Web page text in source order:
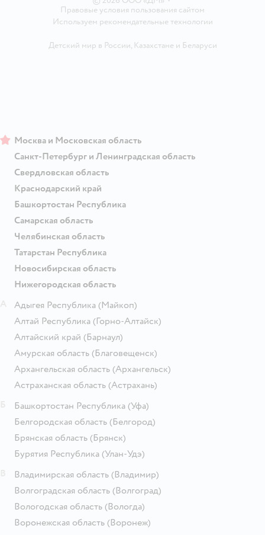
Правовые условия пользования сайтом
Используем рекомендательные технологии
Детский мир в России, Казахстанеи Беларуси
Москва и Московская область
Санкт-Петербург и Ленинградская область
Свердловская область
Краснодарский край
Башкортостан Республика
Самарская область
Челябинская область
Татарстан Республика
Новосибирская область
Нижегородская область
Адыгея Республика (Майкоп)
Алтай Республика (Горно-Алтайск)
Алтайский край (Барнаул)
Амурская область (Благовещенск)
Архангельская область (Архангельск)
Астраханская область (Астрахань)
Башкортостан Республика (Уфа)
Белгородская область (Белгород)
Брянская область (Брянск)
Бурятия Республика (Улан-Удэ)
Владимирская область (Владимир)
Волгоградская область (Волгоград)
Вологодская область (Вологда)
Воронежская область (Воронеж)